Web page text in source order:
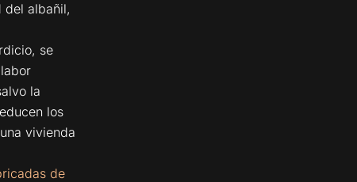
del albañil,
se
la
los
vivienda
de